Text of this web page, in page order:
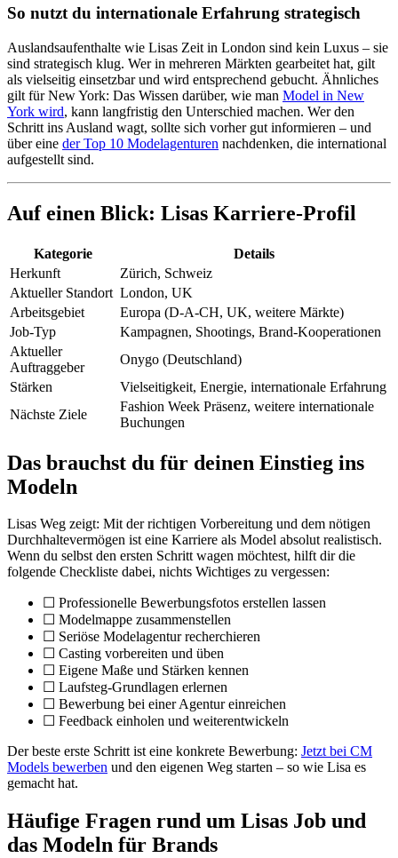
So nutzt du internationale Erfahrung strategisch
Auslandsaufenthalte wie Lisas Zeit in London sind kein Luxus – sie
sind strategisch klug. Wer in mehreren Märkten gearbeitet hat, gilt
als vielseitig einsetzbar und wird entsprechend gebucht. Ähnliches
gilt für New York: Das Wissen darüber, wie man Model in New
York wird, kann langfristig den Unterschied machen. Wer den
Schritt ins Ausland wagt, sollte sich vorher gut informieren – und
über eine der Top 10 Modelagenturen nachdenken, die international
aufgestellt sind.
Auf einen Blick: Lisas Karriere-Profil
Kategorie
Details
Herkunft
Zürich, Schweiz
Aktueller Standort London, UK
Arbeitsgebiet
Europa (D-A-CH, UK, weitere Märkte)
Job-Typ
Kampagnen, Shootings, Brand-Kooperationen
Aktueller
Auftraggeber
Onygo (Deutschland)
Stärken
Vielseitigkeit, Energie, internationale Erfahrung
Nächste Ziele
Fashion Week Präsenz, weitere internationale
Buchungen
Das brauchst du für deinen Einstieg ins
Modeln
Lisas Weg zeigt: Mit der richtigen Vorbereitung und dem nötigen
Durchhaltevermögen ist eine Karriere als Model absolut realistisch.
Wenn du selbst den ersten Schritt wagen möchtest, hilft dir die
folgende Checkliste dabei, nichts Wichtiges zu vergessen:
☐ Professionelle Bewerbungsfotos erstellen lassen
☐ Modelmappe zusammenstellen
☐ Seriöse Modelagentur recherchieren
☐ Casting vorbereiten und üben
☐ Eigene Maße und Stärken kennen
☐ Laufsteg-Grundlagen erlernen
☐ Bewerbung bei einer Agentur einreichen
☐ Feedback einholen und weiterentwickeln
Der beste erste Schritt ist eine konkrete Bewerbung: Jetzt bei CM
Models bewerben und den eigenen Weg starten – so wie Lisa es
gemacht hat.
Häufige Fragen rund um Lisas Job und
das Modeln für Brands